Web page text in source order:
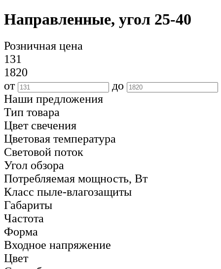
Направленные, угол 25-40
Розничная цена
131
1820
от
до
Наши предложения
Тип товара
Цвет свечения
Цветовая температура
Световой поток
Угол обзора
Потребляемая мощность, Вт
Класс пыле-влагозащиты
Габариты
Частота
Форма
Входное напряжение
Цвет